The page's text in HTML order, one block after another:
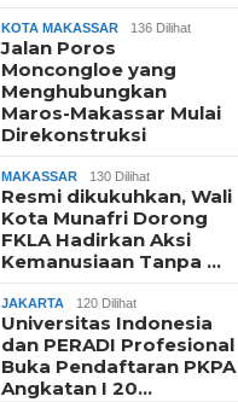
KOTA MAKASSAR 136 Dilihat
Jalan Poros
Moncongloe yang
Menghubungkan
Maros-Makassar Mulai
Direkonstruksi
MAKASSAR 130 Dilihat
Resmi dikukuhkan, Wali
Kota Munafri Dorong
FKLA Hadirkan Aksi
Kemanusiaan Tanpa …
JAKARTA 120 Dilihat
Universitas Indonesia
dan PERADI Profesional
Buka Pendaftaran PKPA
Angkatan I 20…